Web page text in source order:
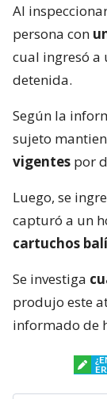
Al
persona con
cual ingresó a
detenida.
Según la
sujeto
vigentes por
Luego, se
capturó a un
cartuchos
Se investiga
produjo este
informado de